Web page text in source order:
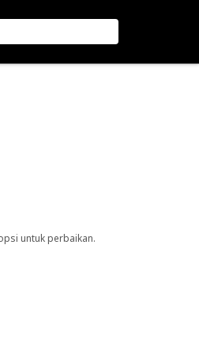
untuk perbaikan.